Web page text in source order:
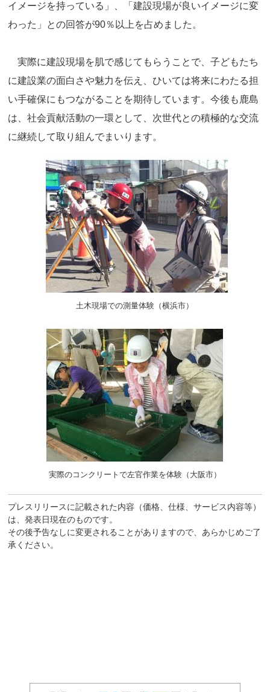
イメージを持っている」、「建設現場が良いイメージに変
わった」との回答が90％以上を占めました。
実際に建設現場を肌で感じてもらうことで、子どもたち
に建設業の面白さや魅力を伝え、ひいては将来にわたる担
い手確保にもつながることを期待しています。今後も鹿島
は、社会貢献活動の一環として、次世代との積極的な交流
に継続して取り組んでまいります。
土木現場での測量体験（横浜市）
実際のコンクリートで左官作業を体験（大阪市）
プレスリリースに記載された内容（価格、仕様、サービス内容等）
は、発表日現在のものです。
その後予告なしに変更されることがありますので、あらかじめご了
承ください。